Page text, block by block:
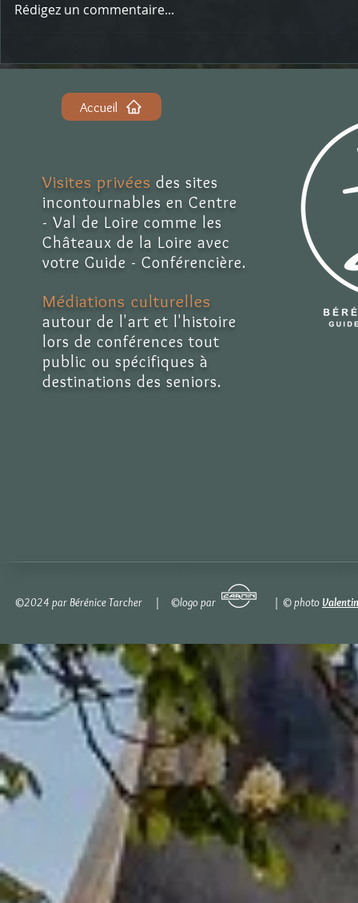
L'hôtel de ville - Tours
Rédigez un commentaire...
Accueil
Visites privées des sites
incontournables en Centre
- Val de Loire comme les
Châteaux de la Loire avec
votre Guide - Conférencière.
Médiations culturelles
autour de l'art et l'histoire
lors de conférences tout
public ou spécifiques à
destinations des seniors.
©2024 par Bérénice Tarcher | ©logo par | © photo